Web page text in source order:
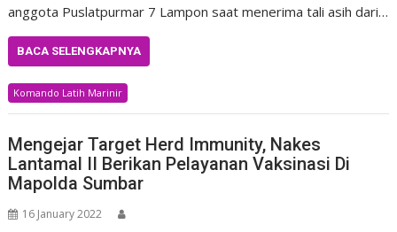
anggota Puslatpurmar 7 Lampon saat menerima tali asih dari…
BACA SELENGKAPNYA
Komando Latih Marinir
Mengejar Target Herd Immunity, Nakes
Lantamal II Berikan Pelayanan Vaksinasi Di
Mapolda Sumbar
16 January 2022